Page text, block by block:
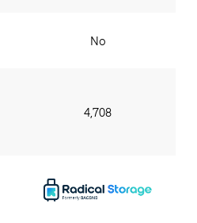
No
4,708